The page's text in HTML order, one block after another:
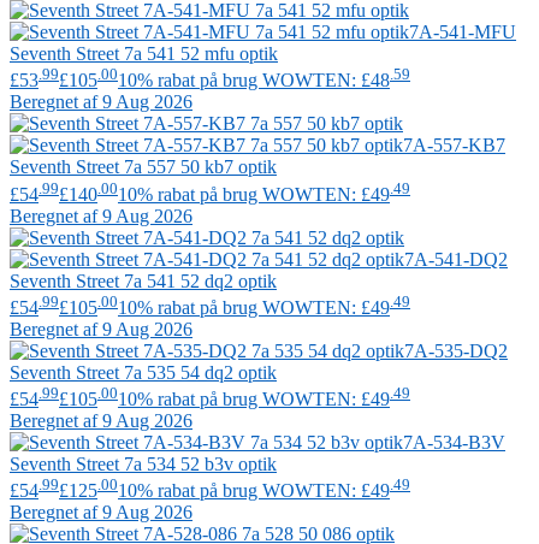
7A-541-MFU
Seventh Street 7a 541 52 mfu optik
£53 .99£105 .0010% rabat på brug WOWTEN: £48 .59
Beregnet af 9 Aug 2026
7A-557-KB7
Seventh Street 7a 557 50 kb7 optik
£54 .99£140 .0010% rabat på brug WOWTEN: £49 .49
Beregnet af 9 Aug 2026
7A-541-DQ2
Seventh Street 7a 541 52 dq2 optik
£54 .99£105 .0010% rabat på brug WOWTEN: £49 .49
Beregnet af 9 Aug 2026
7A-535-DQ2
Seventh Street 7a 535 54 dq2 optik
£54 .99£105 .0010% rabat på brug WOWTEN: £49 .49
Beregnet af 9 Aug 2026
7A-534-B3V
Seventh Street 7a 534 52 b3v optik
£54.99£125.0010% rabat på brug WOWTEN: £49.49
Beregnet af 9 Aug 2026